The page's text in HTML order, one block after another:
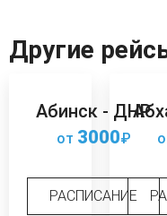
Другие
Абинск - ДНР
от 3000₽
РАСПИСАНИЕ